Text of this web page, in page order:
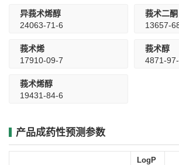
异莪术烯醇
24063-71-6
莪术二酮
13657-
莪术烯
17910-09-7
莪术醇
4871-
莪术烯醇
19431-84-6
产品成药性预测参数
LogP